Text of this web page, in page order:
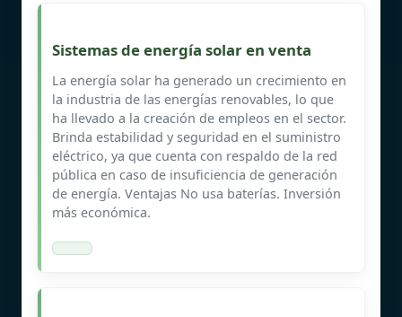
Sistemas de energía solar en venta
La energía solar ha generado un crecimiento en
la industria de las energías renovables, lo que
ha llevado a la creación de empleos en el sector.
Brinda estabilidad y seguridad en el suministro
eléctrico, ya que cuenta con respaldo de la red
pública en caso de insuficiencia de generación
de energía. Ventajas No usa baterías. Inversión
más económica.